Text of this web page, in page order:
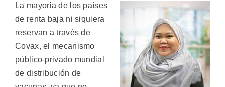
La mayoría de los países
de renta baja ni siquiera
reservan a través de
Covax, el mecanismo
público-privado mundial
de distribución de